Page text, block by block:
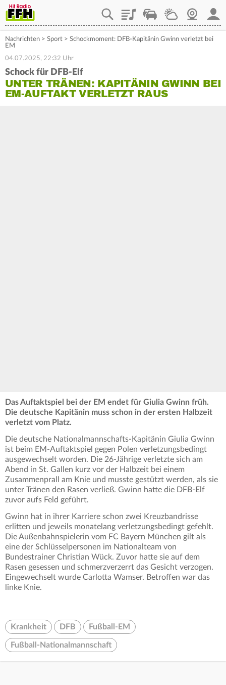
PlaylistStaupilotWetterWebcam
Nachrichten > Sport > Schockmoment: DFB-Kapitänin Gwinn verletzt bei
EM
04.07.2025, 22:32 Uhr
Schock für DFB-Elf
UNTER TRÄNEN: KAPITÄNIN GWINN BEI
EM-AUFTAKT VERLETZT RAUS
Das Auftaktspiel bei der EM endet für Giulia Gwinn früh.
Die deutsche Kapitänin muss schon in der ersten Halbzeit
verletzt vom Platz.
Die deutsche Nationalmannschafts-Kapitänin Giulia Gwinn
ist beim EM-Auftaktspiel gegen Polen verletzungsbedingt
ausgewechselt worden. Die 26-Jährige verletzte sich am
Abend in St. Gallen kurz vor der Halbzeit bei einem
Zusammenprall am Knie und musste gestützt werden, als sie
unter Tränen den Rasen verließ. Gwinn hatte die DFB-Elf
zuvor aufs Feld geführt.
Gwinn hat in ihrer Karriere schon zwei Kreuzbandrisse
erlitten und jeweils monatelang verletzungsbedingt gefehlt.
Die Außenbahnspielerin vom FC Bayern München gilt als
eine der Schlüsselpersonen im Nationalteam von
Bundestrainer Christian Wück. Zuvor hatte sie auf dem
Rasen gesessen und schmerzverzerrt das Gesicht verzogen.
Eingewechselt wurde Carlotta Wamser. Betroffen war das
linke Knie.
Krankheit DFB Fußball-EM
Fußball-Nationalmannschaft